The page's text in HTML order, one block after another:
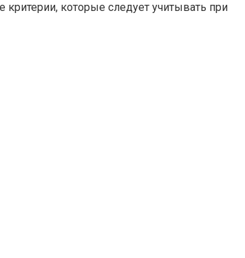
которые следует учитывать при